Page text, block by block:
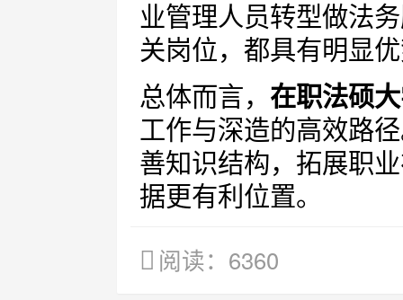
业管理人员转型做法
关岗位，都具有明显
总体而言， 在职法硕
工作与深造的高效路
善知识结构，拓展职
据更有利位置。
阅读：6360